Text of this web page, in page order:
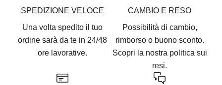
SPEDIZIONE VELOCE
Una volta spedito il tuo
ordine sarà da te in 24/48
ore lavorative.
CAMBIO E RESO
Possibilità di cambio,
rimborso o buono sconto.
Scopri la nostra politica sui
resi.